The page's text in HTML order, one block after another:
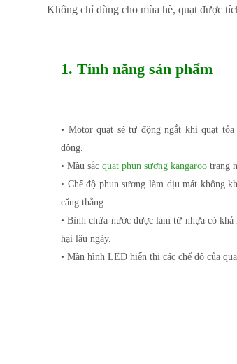
Không chỉ dùng cho mùa hè, quạt được
1. Tính năng sản phẩm
• Motor quạt sẽ tự động ngắt khi quạt
động.
• Màu sắc quạt phun sương kangaroo trang
• Chế độ phun sương làm dịu mát không
căng thẳng.
• Bình chứa nước được làm từ nhựa có
hại lâu ngày.
• Màn hình LED hiển thị các chế độ của